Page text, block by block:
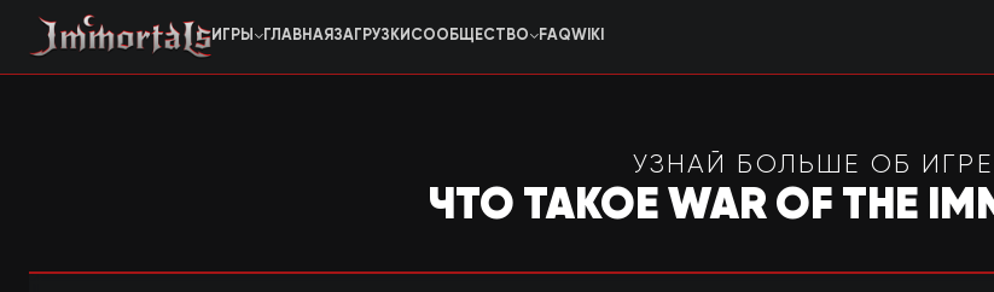
ИГРЫ
BOI Бессмертная классика
ГЛАВНАЯ ЗАГРУЗКИ СООБЩЕСТВО
FAQWIKI
УЗНАЙ БОЛЬШЕ ОБ ИГРЕ
ЧТО ТАКОЕ WAR OF THE